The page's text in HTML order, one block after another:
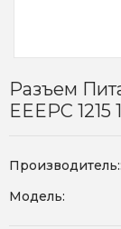
Разъем
EEEPC 1215
Производитель::
Модель: